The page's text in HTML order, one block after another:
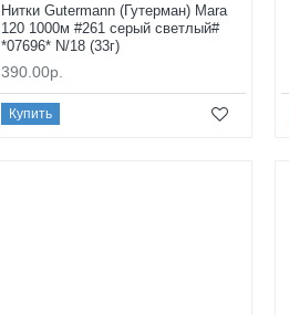
Нитки Gutermann (Гутерман) Mara
120 1000м #261 серый светлый#
*07696* N/18 (33г)
390.00р.
Купить